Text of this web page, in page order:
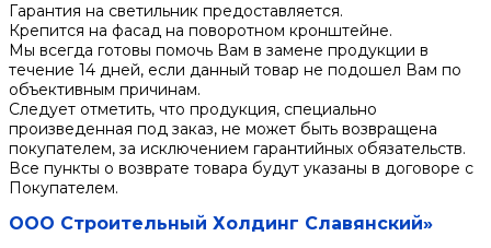
Гарантия на светильник предоставляется.
Крепится на фасад на поворотном кронштейне.
Мы всегда готовы помочь Вам в замене продукции в
течение 14 дней, если данный товар не подошел Вам по
объективным причинам.
Следует отметить, что продукция, специально
произведенная под заказ, не может быть возвращена
покупателем, за исключением гарантийных обязательств.
Все пункты о возврате товара будут указаны в договоре с
Покупателем.
ООО Строительный Холдинг Славянский»